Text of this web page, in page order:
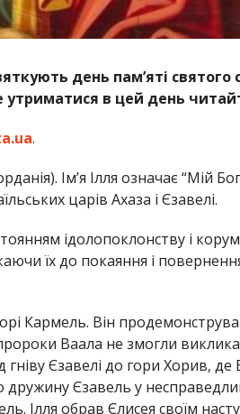
день пам’яті святого
в цей день
.
Ім’я Ілля означає “Мій
царів Ахаза і Єзавелі.
ідолопоклонству і
їх до покаяння і
Кармель. Він
Ваала не змогли
Єзавелі до гори Хорив, де
дружину Єзавель у
Ілля обрав Єлисея своїм